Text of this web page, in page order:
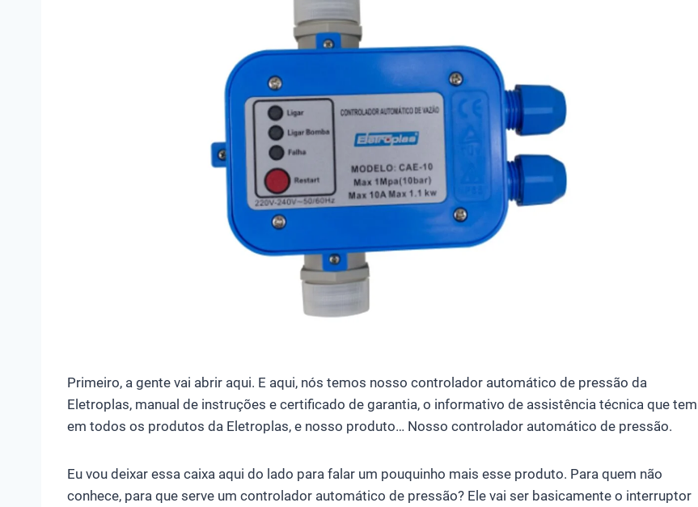
Primeiro, a gente vai abrir aqui. E aqui, nós temos nosso controlador automático de pressão da
Eletroplas, manual de instruções e certificado de garantia, o informativo de assistência técnica que tem
em todos os produtos da Eletroplas, e nosso produto… Nosso controlador automático de pressão.
Eu vou deixar essa caixa aqui do lado para falar um pouquinho mais esse produto. Para quem não
conhece, para que serve um controlador automático de pressão? Ele vai ser basicamente o interruptor